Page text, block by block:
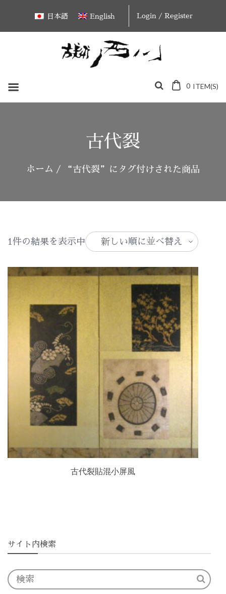
content
日本語 English Login / Register
0 ITEM(S)
古代裂
ホーム / “古代裂”にタグ付けされた商品
1件の結果を表示中
古代裂貼混小屏風
サイト内検索